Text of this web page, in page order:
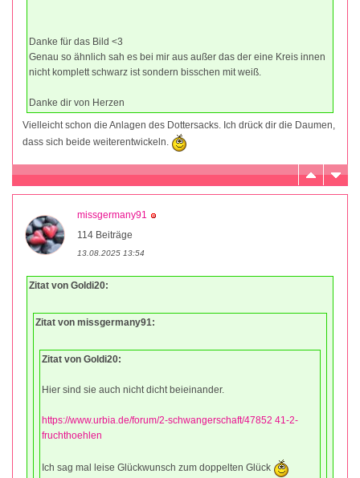
Danke für das Bild <3
Genau so ähnlich sah es bei mir aus außer das der eine Kreis innen
nicht komplett schwarz ist sondern bisschen mit weiß.
Danke dir von Herzen
Vielleicht schon die Anlagen des Dottersacks. Ich drück dir die Daumen,
dass sich beide weiterentwickeln.
missgermany91
114 Beiträge
13.08.2025 13:54
Zitat von Goldi20:
Zitat von missgermany91:
Zitat von Goldi20:
Hier sind sie auch nicht dicht beieinander.
https://www.urbia.de/forum/2-schwangerschaft/47852 41-2-
fruchthoehlen
Ich sag mal leise Glückwunsch zum doppelten Glück